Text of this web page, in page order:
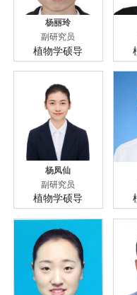
杨丽玲
副研究员
植物学硕导
杨凤仙
副研究员
植物学硕导